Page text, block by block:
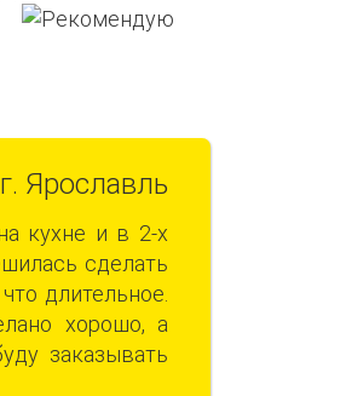
г. Ярославль
кухне и в 2-х
сделать
длительное.
хорошо, а
заказывать